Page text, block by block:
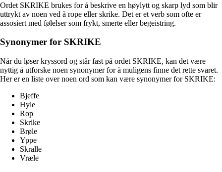
Ordet SKRIKE brukes for å beskrive en høylytt og skarp lyd som blir
uttrykt av noen ved å rope eller skrike. Det er et verb som ofte er
assosiert med følelser som frykt, smerte eller begeistring.
Synonymer for SKRIKE
Når du løser kryssord og står fast på ordet SKRIKE, kan det være
nyttig å utforske noen synonymer for å muligens finne det rette svaret.
Her er en liste over noen ord som kan være synonymer for SKRIKE:
Bjeffe
Hyle
Rop
Skrike
Brøle
Yppe
Skralle
Vræle